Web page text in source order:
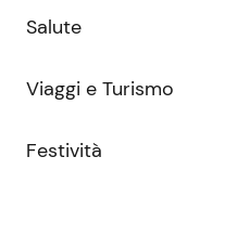
Salute
Viaggi e Turismo
Festività